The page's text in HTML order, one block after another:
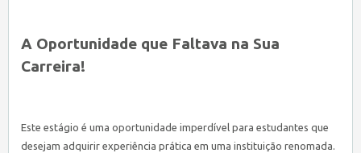
A Oportunidade que Faltava na Sua
Carreira!
Este estágio é uma oportunidade imperdível para estudantes que
desejam adquirir experiência prática em uma instituição renomada.